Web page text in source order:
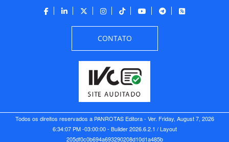
CONTATO
Todos os direitos reservados a PANROTAS Editora - Ver. Friday, August 7, 2026
6:34:07 PM -03:00:00 - Builder 2026.6.2.1 / Layout
205df0c0b694a693290208d10d1a485b